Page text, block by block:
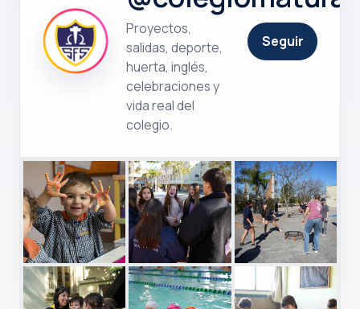
Proyectos,
salidas, deporte,
huerta, inglés,
celebraciones y
vida real del
colegio.
Seguir